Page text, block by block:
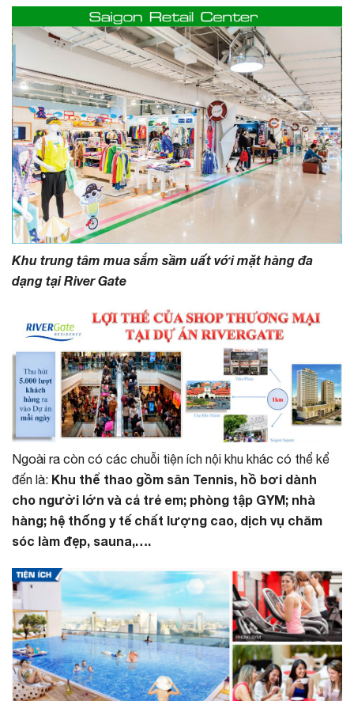
Khu trung tâm mua sắm sầm uất với mặt hàng đa
dạng tại River Gate
Ngoài ra còn có các chuỗi tiện ích nội khu khác có thể kể
đến là: Khu thể thao gồm sân Tennis, hồ bơi dành
cho người lớn và cả trẻ em; phòng tập GYM; nhà
hàng; hệ thống y tế chất lượng cao, dịch vụ chăm
sóc làm đẹp, sauna,….